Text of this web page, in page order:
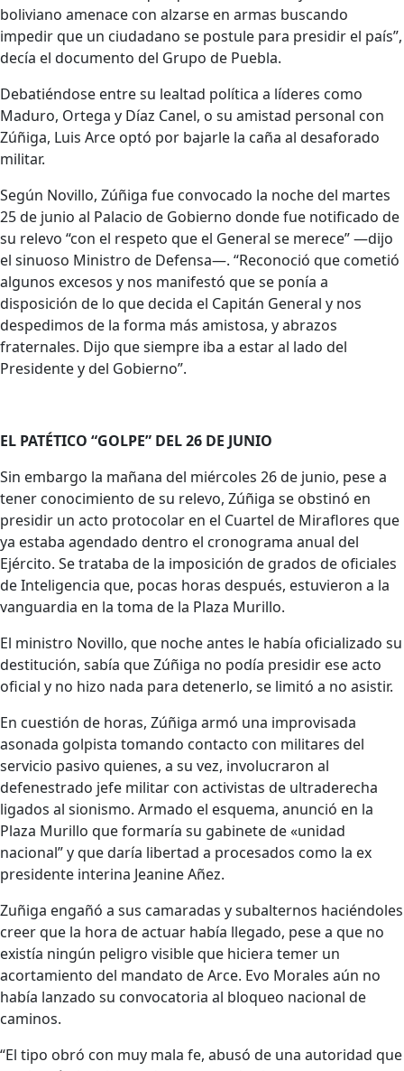
boliviano amenace con alzarse en armas buscando
impedir que un ciudadano se postule para presidir el país”,
decía el documento del Grupo de Puebla.
Debatiéndose entre su lealtad política a líderes como
Maduro, Ortega y Díaz Canel, o su amistad personal con
Zúñiga, Luis Arce optó por bajarle la caña al desaforado
militar.
Según Novillo, Zúñiga fue convocado la noche del martes
25 de junio al Palacio de Gobierno donde fue notificado de
su relevo “con el respeto que el General se merece” —dijo
el sinuoso Ministro de Defensa—. “Reconoció que cometió
algunos excesos y nos manifestó que se ponía a
disposición de lo que decida el Capitán General y nos
despedimos de la forma más amistosa, y abrazos
fraternales. Dijo que siempre iba a estar al lado del
Presidente y del Gobierno”.
EL PATÉTICO “GOLPE” DEL 26 DE JUNIO
Sin embargo la mañana del miércoles 26 de junio, pese a
tener conocimiento de su relevo, Zúñiga se obstinó en
presidir un acto protocolar en el Cuartel de Miraflores que
ya estaba agendado dentro el cronograma anual del
Ejército. Se trataba de la imposición de grados de oficiales
de Inteligencia que, pocas horas después, estuvieron a la
vanguardia en la toma de la Plaza Murillo.
El ministro Novillo, que noche antes le había oficializado su
destitución, sabía que Zúñiga no podía presidir ese acto
oficial y no hizo nada para detenerlo, se limitó a no asistir.
En cuestión de horas, Zúñiga armó una improvisada
asonada golpista tomando contacto con militares del
servicio pasivo quienes, a su vez, involucraron al
defenestrado jefe militar con activistas de ultraderecha
ligados al sionismo. Armado el esquema, anunció en la
Plaza Murillo que formaría su gabinete de «unidad
nacional” y que daría libertad a procesados como la ex
presidente interina Jeanine Añez.
Zuñiga engañó a sus camaradas y subalternos haciéndoles
creer que la hora de actuar había llegado, pese a que no
existía ningún peligro visible que hiciera temer un
acortamiento del mandato de Arce. Evo Morales aún no
había lanzado su convocatoria al bloqueo nacional de
caminos.
“El tipo obró con muy mala fe, abusó de una autoridad que